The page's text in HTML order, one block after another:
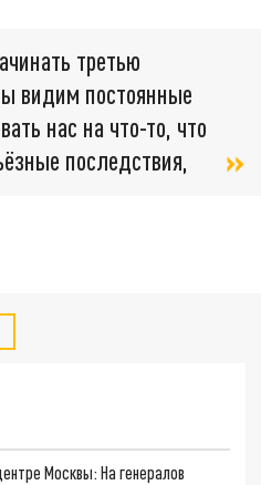
третью
видим постоянные
нас на что-то, что
последствия,
Москвы: На генералов